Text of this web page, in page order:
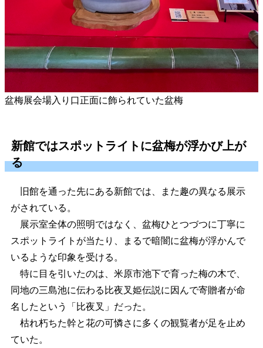
盆梅展会場入り口正面に飾られていた盆梅
新館ではスポットライトに盆梅が浮かび上が
る
旧館を通った先にある新館では、また趣の異なる展示
がされている。
展示室全体の照明ではなく、盆梅ひとつづつに丁寧に
スポットライトが当たり、まるで暗闇に盆梅が浮かんで
いるような印象を受ける。
特に目を引いたのは、米原市池下で育った梅の木で、
同地の三島池に伝わる比夜叉姫伝説に因んで寄贈者が命
名したという「比夜叉」だった。
枯れ朽ちた幹と花の可憐さに多くの観覧者が足を止め
ていた。